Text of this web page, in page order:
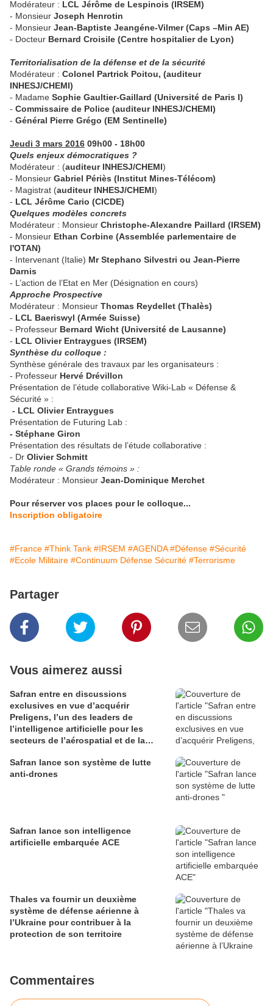
Modérateur : LCL Jérôme de Lespinois (IRSEM)
- Monsieur Joseph Henrotin
- Monsieur Jean-Baptiste Jeangéne-Vilmer (Caps –Min AE)
- Docteur Bernard Croisile (Centre hospitalier de Lyon)
Territorialisation de la défense et de la sécurité
Modérateur : Colonel Partrick Poitou, (auditeur
INHESJ/CHEMI)
- Madame Sophie Gaultier-Gaillard (Université de Paris I)
- Commissaire de Police (auditeur INHESJ/CHEMI)
- Général Pierre Grégo (EM Sentinelle)
Jeudi 3 mars 2016 09h00 - 18h00
Quels enjeux démocratiques ?
Modérateur : (auditeur INHESJ/CHEMI)
- Monsieur Gabriel Périès (Institut Mines-Télécom)
- Magistrat (auditeur INHESJ/CHEMI)
- LCL Jérôme Cario (CICDE)
Quelques modèles concrets
Modérateur : Monsieur Christophe-Alexandre Paillard (IRSEM)
- Monsieur Ethan Corbine (Assemblée parlementaire de
l'OTAN)
- Intervenant (Italie) Mr Stephano Silvestri ou Jean-Pierre
Darnis
- L’action de l’Etat en Mer (Désignation en cours)
Approche Prospective
Modérateur : Monsieur Thomas Reydellet (Thalès)
- LCL Baeriswyl (Armée Suisse)
- Professeur Bernard Wicht (Université de Lausanne)
- LCL Olivier Entraygues (IRSEM)
Synthèse du colloque :
Synthèse générale des travaux par les organisateurs :
- Professeur Hervé Drévillon
Présentation de l’étude collaborative Wiki-Lab « Défense &
Sécurité » :
- LCL Olivier Entraygues
Présentation de Futuring Lab :
- Stéphane Giron
Présentation des résultats de l’étude collaborative :
- Dr Olivier Schmitt
Table ronde « Grands témoins » :
Modérateur : Monsieur Jean-Dominique Merchet
Pour réserver vos places pour le colloque...
Inscription obligatoire
#France #Think Tank #IRSEM #AGENDA #Défense #Sécurité
#Ecole Militaire #Continuum Défense Sécurité #Terrorisme
Partager
Vous aimerez aussi
Safran entre en discussions
exclusives en vue d’acquérir
Preligens, l’un des leaders de
l’intelligence artificielle pour les
secteurs de l’aérospatial et de la
Safran lance son système de lutte
anti-drones
Safran lance son intelligence
artificielle embarquée ACE
Thales va fournir un deuxième
système de défense aérienne à
l’Ukraine pour contribuer à la
protection de son territoire
Commentaires